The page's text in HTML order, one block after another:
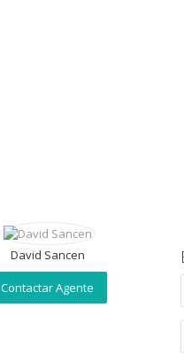
David Sancen
Contactar Agente